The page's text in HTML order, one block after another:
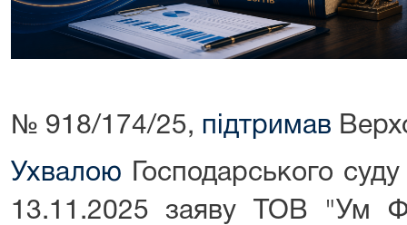
№ 918/174/25, підтримав
Ухвалою Господарського суду
13.11.2025 заяву ТОВ "Ум